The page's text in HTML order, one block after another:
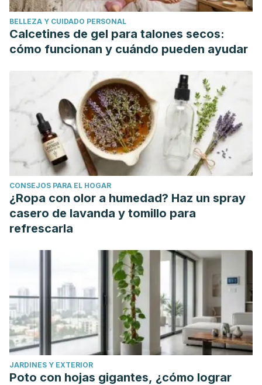
BELLEZA Y CUIDADO PERSONAL
Calcetines de gel para talones secos:
cómo funcionan y cuándo pueden ayudar
CONSEJOS PARA EL HOGAR
¿Ropa con olor a humedad? Haz un spray
casero de lavanda y tomillo para
refrescarla
JARDINES Y EXTERIOR
Poto con hojas gigantes, ¿cómo lograr